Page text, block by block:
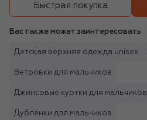
Быстрая покупка
Вас также может заинтересовать
Детская верхняя одежда unisex
Ветровки для мальчиков
Джинсовые куртки для мальчиков
Дублёнки для мальчиков